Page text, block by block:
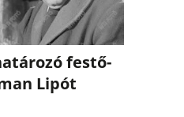
festő-
Lipót